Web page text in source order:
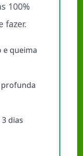
100%
fazer.
e queima
profunda
dias